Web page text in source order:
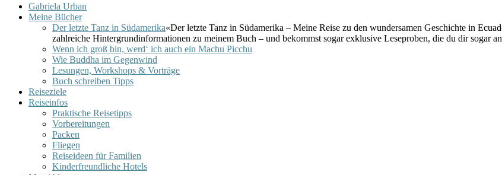
Gabriela Urban
Meine Bücher
Der letzte Tanz in Südamerika«Der letzte Tanz in Südamerika – Meine Reise zu den wundersamen Geschichte in
zahlreiche Hintergrundinformationen zu meinem Buch – und bekommst sogar exklusive Leseproben, die du dir sogar
Wenn ich groß bin, werd‘ ich auch ein Machu Picchu
Wie Buddha im Gegenwind
Lesungen, Workshops & Vorträge
Buch schreiben Tipps
Reiseziele
Reiseinfos
Praktische Reisetipps
Vorbereitungen
Packen
Fliegen
Reiseideen für Familien
Kinderfreundliche Hotels